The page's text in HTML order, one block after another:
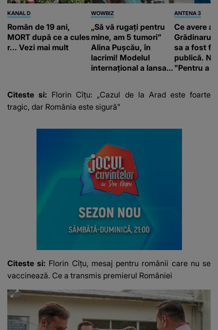
KANAL D
Român de 19 ani,
MORT după ce a cules
r... Vezi mai mult
WOWBIZ
„Să vă rugați pentru
mine, am 5 tumori”
Alina Pușcău, în
lacrimi! Modelul
internațional a lansat
o boală gravă
ANTENA 3
Ce avere
Grădinaru.
sa a fost
publică.
"Pentru a
Citeste si: Florin Cîţu: „Cazul de la Arad este foarte
tragic, dar România este sigură”
Citeste si: Florin Cîțu, mesaj pentru românii care nu se
vaccinează. Ce a transmis premierul României